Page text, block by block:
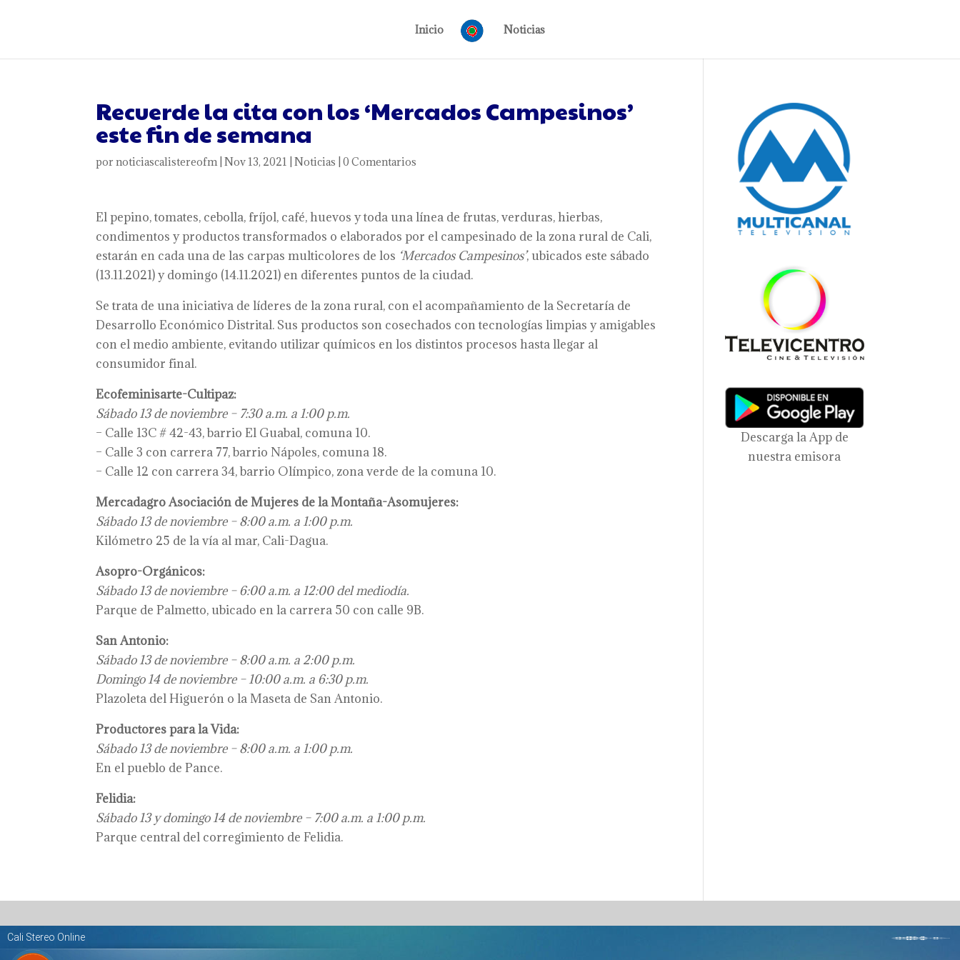
Inicio Noticias
Recuerde la cita con los ‘Mercados Campesinos’
este fin de semana
pornoticiascalistereofm|Nov 13, 2021 |Noticias |0 Comentarios
El pepino, tomates, cebolla, fríjol, café, huevos y toda una línea de frutas, verduras, hierbas,
condimentos y productos transformados o elaborados por el campesinado de la zona rural de Cali,
estarán en cada una de las carpas multicolores de los ‘Mercados Campesinos’, ubicados este sábado
(13.11.2021) y domingo (14.11.2021) en diferentes puntos de la ciudad.
Se trata de una iniciativa de líderes de la zona rural, con el acompañamiento de la Secretaría de
Desarrollo Económico Distrital. Sus productos son cosechados con tecnologías limpias y amigables
con el medio ambiente, evitando utilizar químicos en los distintos procesos hasta llegar al
consumidor final.
Ecofeminisarte-Cultipaz:
Sábado 13 de noviembre – 7:30 a.m. a 1:00 p.m.
– Calle 13C # 42-43, barrio El Guabal, comuna 10.
– Calle 3 con carrera 77, barrio Nápoles, comuna 18.
– Calle 12 con carrera 34, barrio Olímpico, zona verde de la comuna 10.
Mercadagro Asociación de Mujeres de la Montaña-Asomujeres:
Sábado 13 de noviembre – 8:00 a.m. a 1:00 p.m.
Kilómetro 25 de la vía al mar, Cali-Dagua.
Asopro-Orgánicos:
Sábado 13 de noviembre – 6:00 a.m. a 12:00 del mediodía.
Parque de Palmetto, ubicado en la carrera 50 con calle 9B.
San Antonio:
Sábado 13 de noviembre – 8:00 a.m. a 2:00 p.m.
Domingo 14 de noviembre – 10:00 a.m. a 6:30 p.m.
Plazoleta del Higuerón o la Maseta de San Antonio.
Productores para la Vida:
Sábado 13 de noviembre – 8:00 a.m. a 1:00 p.m.
En el pueblo de Pance.
Felidia:
Sábado 13 y domingo 14 de noviembre – 7:00 a.m. a 1:00 p.m.
Parque central del corregimiento de Felidia.
Descarga la App de
nuestra emisora